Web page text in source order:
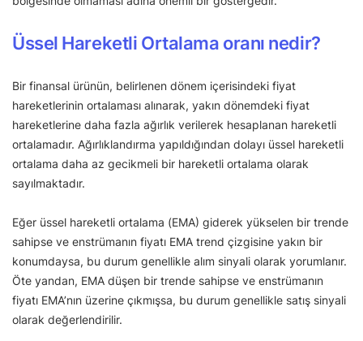
Üssel Hareketli Ortalama oranı nedir?
Bir finansal ürünün, belirlenen dönem içerisindeki fiyat
hareketlerinin ortalaması alınarak, yakın dönemdeki fiyat
hareketlerine daha fazla ağırlık verilerek hesaplanan hareketli
ortalamadır. Ağırlıklandırma yapıldığından dolayı üssel hareketli
ortalama daha az gecikmeli bir hareketli ortalama olarak
sayılmaktadır.
Eğer üssel hareketli ortalama (EMA) giderek yükselen bir trende
sahipse ve enstrümanın fiyatı EMA trend çizgisine yakın bir
konumdaysa, bu durum genellikle alım sinyali olarak yorumlanır.
Öte yandan, EMA düşen bir trende sahipse ve enstrümanın
fiyatı EMA’nın üzerine çıkmışsa, bu durum genellikle satış sinyali
olarak değerlendirilir.